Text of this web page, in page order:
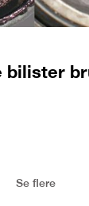
bilister
Se flere